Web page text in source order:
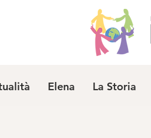
Elena La Storia